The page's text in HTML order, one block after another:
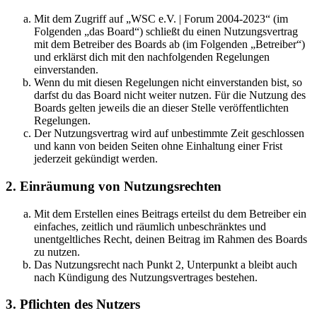
Mit dem Zugriff auf „WSC e.V. | Forum 2004-2023“ (im
Folgenden „das Board“) schließt du einen Nutzungsvertrag
mit dem Betreiber des Boards ab (im Folgenden „Betreiber“)
und erklärst dich mit den nachfolgenden Regelungen
einverstanden.
Wenn du mit diesen Regelungen nicht einverstanden bist, so
darfst du das Board nicht weiter nutzen. Für die Nutzung des
Boards gelten jeweils die an dieser Stelle veröffentlichten
Regelungen.
Der Nutzungsvertrag wird auf unbestimmte Zeit geschlossen
und kann von beiden Seiten ohne Einhaltung einer Frist
jederzeit gekündigt werden.
2. Einräumung von Nutzungsrechten
Mit dem Erstellen eines Beitrags erteilst du dem Betreiber ein
einfaches, zeitlich und räumlich unbeschränktes und
unentgeltliches Recht, deinen Beitrag im Rahmen des Boards
zu nutzen.
Das Nutzungsrecht nach Punkt 2, Unterpunkt a bleibt auch
nach Kündigung des Nutzungsvertrages bestehen.
3. Pflichten des Nutzers